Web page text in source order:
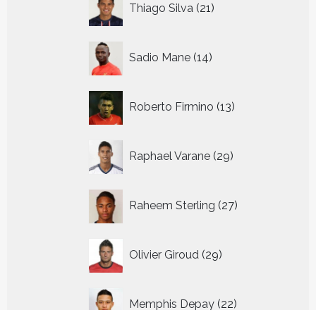
Thiago Silva 21
producten
Sadio Mane 14
producten
Roberto Firmino 13
producten
Raphael Varane 29
producten
Raheem Sterling 27
producten
Olivier Giroud 29
producten
Memphis Depay 22